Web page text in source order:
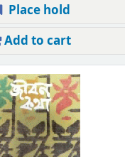
Place hold
Add to cart